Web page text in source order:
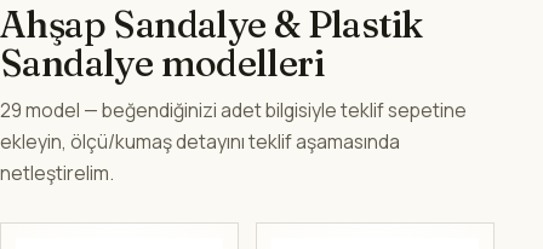
Ahşap Sandalye & Plastik
Sandalye modelleri
29 model — beğendiğinizi adet bilgisiyle teklif sepetine
ekleyin, ölçü/kumaş detayını teklif aşamasında
netleştirelim.